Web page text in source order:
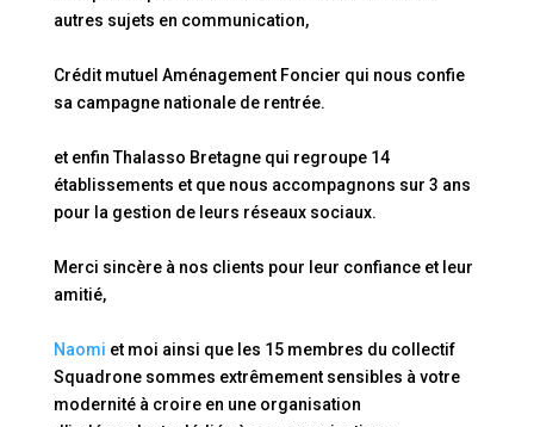
autres sujets en communication,
Crédit mutuel Aménagement Foncier qui nous confie
sa campagne nationale de rentrée.
et enfin Thalasso Bretagne qui regroupe 14
établissements et que nous accompagnons sur 3 ans
pour la gestion de leurs réseaux sociaux.
Merci sincère à nos clients pour leur confiance et leur
amitié,
Naomi et moi ainsi que les 15 membres du collectif
Squadrone sommes extrêmement sensibles à votre
modernité à croire en une organisation